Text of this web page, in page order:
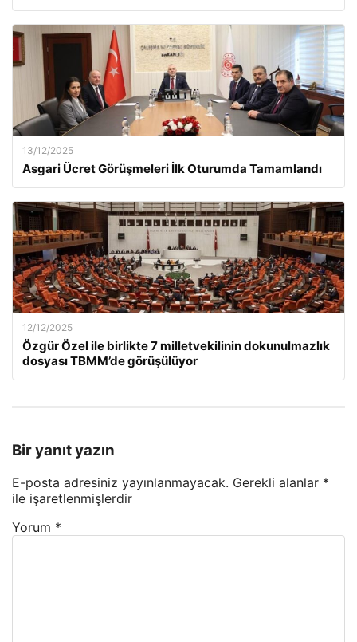
13/12/2025
Asgari Ücret Görüşmeleri İlk Oturumda Tamamlandı
12/12/2025
Özgür Özel ile birlikte 7 milletvekilinin dokunulmazlık
dosyası TBMM’de görüşülüyor
Bir yanıt yazın
E-posta adresiniz yayınlanmayacak. Gerekli alanlar *
ile işaretlenmişlerdir
Yorum *